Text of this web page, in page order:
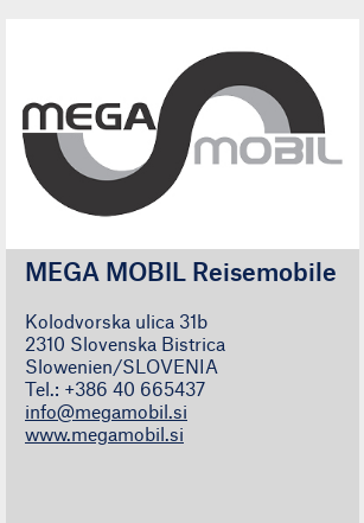
MEGA MOBIL Reisemobile
Kolodvorska ulica 31b
2310 Slovenska Bistrica
Slowenien/SLOVENIA
Tel.: +386 40 665437
info@megamobil.si
www.megamobil.si